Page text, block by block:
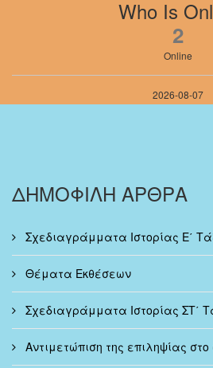
Who Is
2
Online
2026-08-07
ΔΗΜΟΦΙΛΗ ΑΡΘΡΑ
Σχεδιαγράμματα Ιστορίας Ε΄
Θέματα Εκθέσεων
Σχεδιαγράμματα Ιστορίας ΣΤ΄
Αντιμετώπιση της επιληψίας στο